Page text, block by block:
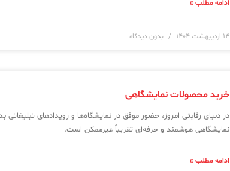
ادامه مطلب »
۱۴ اردیبهشت ۱۴۰۴ بدون دیدگاه
خرید محصولات نمایشگاهی
در دنیای رقابتی امروز، حضور موفق در نمایشگاه‌ها و رویدادهای
نمایشگاهی هوشمند و حرفه‌ای تقریباً غیرممکن است.
ادامه مطلب »